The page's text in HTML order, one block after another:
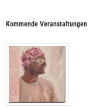
Kommende Veranstaltungen